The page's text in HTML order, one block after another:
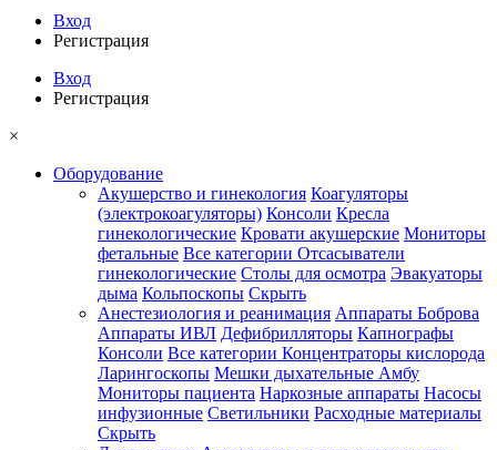
Вход
Регистрация
Вход
Регистрация
×
Оборудование
Акушерство и гинекология Коагуляторы
(электрокоагуляторы) Консоли Кресла
гинекологические Кровати акушерские Мониторы
фетальные Все категории Отсасыватели
гинекологические Столы для осмотра Эвакуаторы
дыма Кольпоскопы Скрыть
Анестезиология и реанимация Аппараты Боброва
Аппараты ИВЛ Дефибрилляторы Капнографы
Консоли Все категории Концентраторы кислорода
Ларингоскопы Мешки дыхательные Амбу
Мониторы пациента Наркозные аппараты Насосы
инфузионные Светильники Расходные материалы
Скрыть